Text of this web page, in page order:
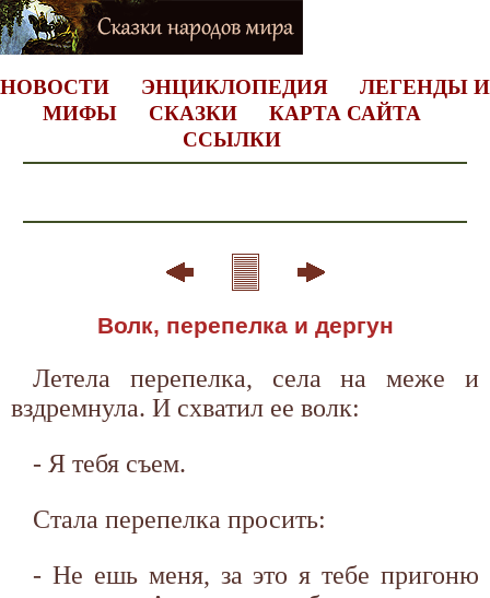
НОВОСТИ ЭНЦИКЛОПЕДИЯ
ЛЕГЕНДЫ И
МИФЫ
СКАЗКИ
КАРТА САЙТА
ССЫЛКИ
Волк, перепелка и дергун
Летела перепелка, села на меже и
вздремнула. И схватил ее волк:
- Я тебя съем.
Стала перепелка просить:
- Не ешь меня, за это я тебе пригоню